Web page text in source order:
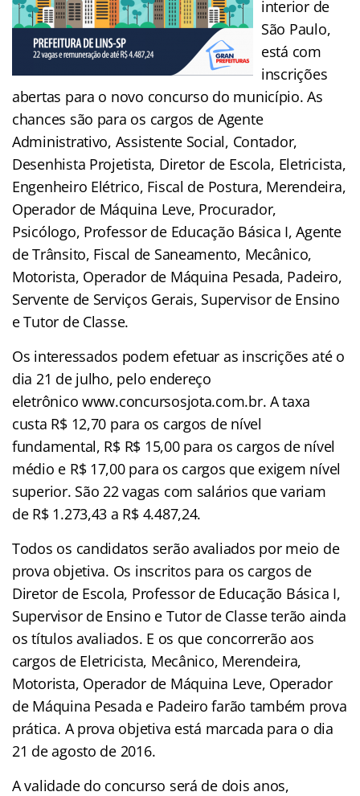
interior de
São Paulo,
está com
inscrições
abertas para o novo concurso do município. As
chances são para os cargos de Agente
Administrativo, Assistente Social, Contador,
Desenhista Projetista, Diretor de Escola, Eletricista,
Engenheiro Elétrico, Fiscal de Postura, Merendeira,
Operador de Máquina Leve, Procurador,
Psicólogo, Professor de Educação Básica I, Agente
de Trânsito, Fiscal de Saneamento, Mecânico,
Motorista, Operador de Máquina Pesada, Padeiro,
Servente de Serviços Gerais, Supervisor de Ensino
e Tutor de Classe.
Os interessados podem efetuar as inscrições até o
dia 21 de julho, pelo endereço
eletrônico www.concursosjota.com.br. A taxa
custa R$ 12,70 para os cargos de nível
fundamental, R$ R$ 15,00 para os cargos de nível
médio e R$ 17,00 para os cargos que exigem nível
superior. São 22 vagas com salários que variam
de R$ 1.273,43 a R$ 4.487,24.
Todos os candidatos serão avaliados por meio de
prova objetiva. Os inscritos para os cargos de
Diretor de Escola, Professor de Educação Básica I,
Supervisor de Ensino e Tutor de Classe terão ainda
os títulos avaliados. E os que concorrerão aos
cargos de Eletricista, Mecânico, Merendeira,
Motorista, Operador de Máquina Leve, Operador
de Máquina Pesada e Padeiro farão também prova
prática. A prova objetiva está marcada para o dia
21 de agosto de 2016.
A validade do concurso será de dois anos,